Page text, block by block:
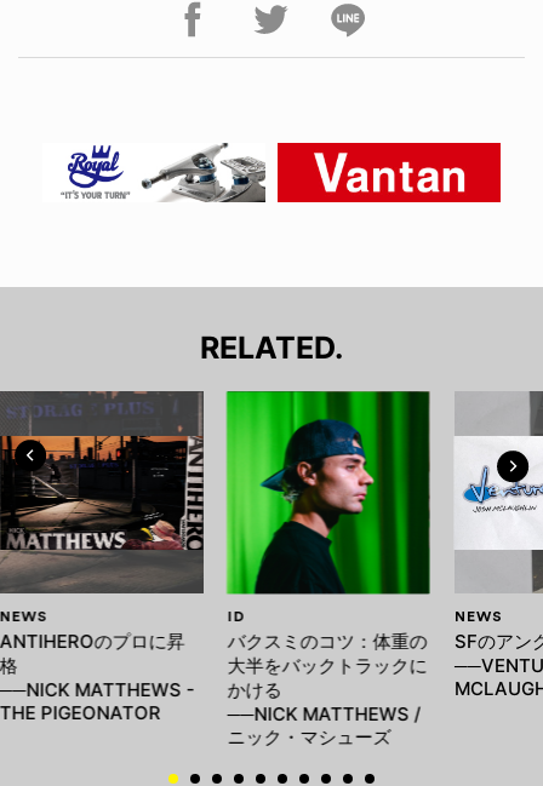
RELATED.
NEWS
ANTIHEROのプロに昇
格
──NICK MATTHEWS -
THE PIGEONATOR
ID
バクスミのコツ：体重の
大半をバックトラックに
かける
──NICK MATTHEWS /
ニック・マシューズ
NEWS
SFのアン